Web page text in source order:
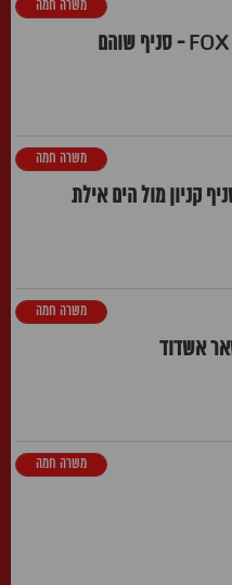
משרה חמה
משרה חמה
משרה חמה
משרה חמה